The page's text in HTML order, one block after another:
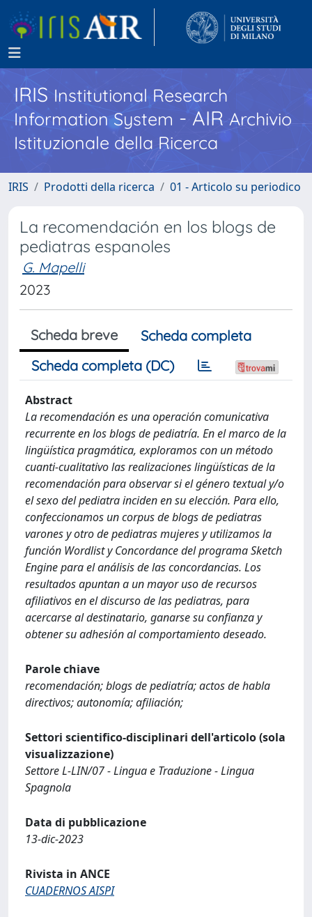
IRISInstitutional Research
Information System - AIR Archivio
Istituzionale della Ricerca
IRIS Prodotti della ricerca 01 - Articolo su periodico
La recomendación en los blogs de
pediatras espanoles
G. Mapelli
2023
Scheda breve
Scheda completa
Scheda completa (DC)
Abstract
La recomendación es una operación comunicativa
recurrente en los blogs de pediatría. En el marco de la
lingüística pragmática, exploramos con un método
cuanti-cualitativo las realizaciones lingüísticas de la
recomendación para observar si el género textual y/o
el sexo del pediatra inciden en su elección. Para ello,
confeccionamos un corpus de blogs de pediatras
varones y otro de pediatras mujeres y utilizamos la
función Wordlist y Concordance del programa Sketch
Engine para el análisis de las concordancias. Los
resultados apuntan a un mayor uso de recursos
afiliativos en el discurso de las pediatras, para
acercarse al destinatario, ganarse su confianza y
obtener su adhesión al comportamiento deseado.
Parole chiave
recomendación; blogs de pediatría; actos de habla
directivos; autonomía; afiliación;
Settori scientifico-disciplinari dell'articolo (sola
visualizzazione)
Settore L-LIN/07 - Lingua e Traduzione - Lingua
Spagnola
Data di pubblicazione
13-dic-2023
Rivista in ANCE
CUADERNOS AISPI